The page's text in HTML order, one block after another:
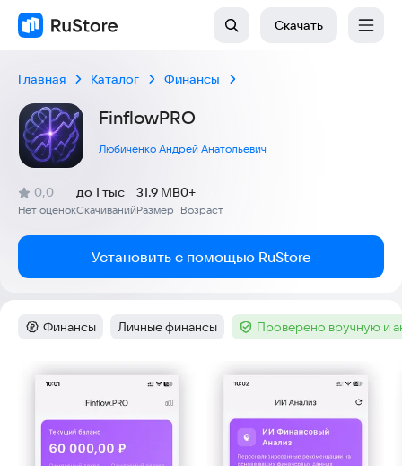
Скачать
Главная Каталог Финансы
FinflowPRO
Любиченко Андрей Анатольевич
Рейтинг:
0,0
(
Нет оценок
)
Скачиваний
до 1 тыс
Размер
31.9 MB
Возраст
0+
Установить с помощью RuStore
Категория:
Финансы Тег:
Личные финансы Тег :Проверено вручную и
Скриншоты